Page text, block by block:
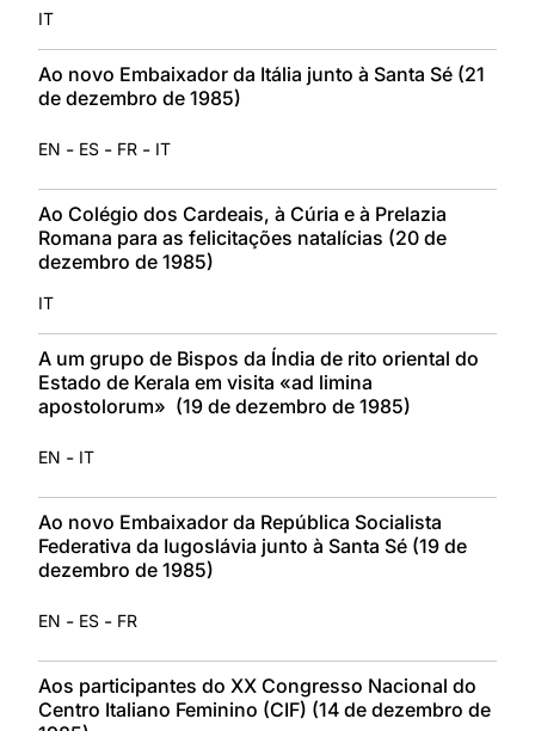
IT
Ao novo Embaixador da Itália junto à Santa Sé (21
de dezembro de 1985)
EN - ES - FR - IT
Ao Colégio dos Cardeais, à Cúria e à Prelazia
Romana para as felicitações natalícias (20 de
dezembro de 1985)
IT
A um grupo de Bispos da Índia de rito oriental do
Estado de Kerala em visita «ad limina
apostolorum» (19 de dezembro de 1985)
EN - IT
Ao novo Embaixador da República Socialista
Federativa da Iugoslávia junto à Santa Sé (19 de
dezembro de 1985)
EN - ES - FR
Aos participantes do XX Congresso Nacional do
Centro Italiano Feminino (CIF) (14 de dezembro de